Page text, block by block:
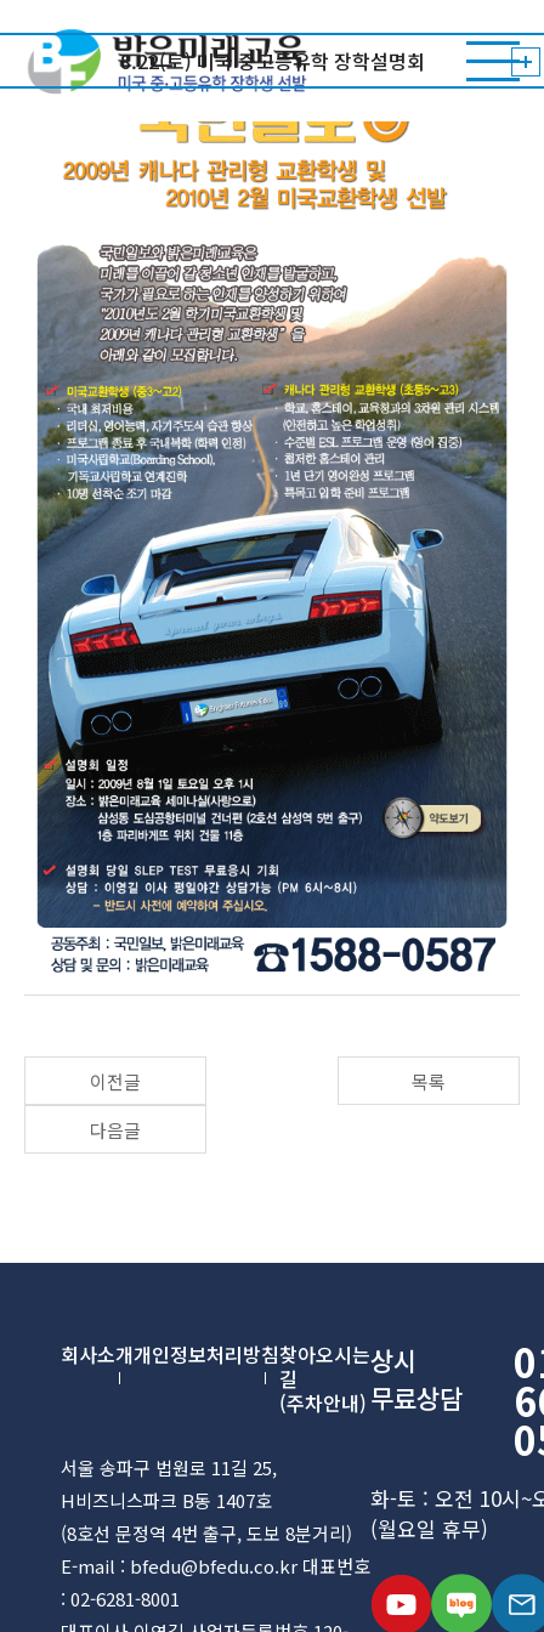
8.22(토) 미국 중고등유학 장학설명회
8/1(토) 미국/캐나다교환학생 선발
이전글
다음글
목록
회사소개개인정보처리방침찾아오시는
길
(주차안내)
서울 송파구 법원로 11길 25,
H비즈니스파크 B동 1407호
(8호선 문정역 4번 출구, 도보 8분거리)
E-mail : bfedu@bfedu.co.kr 대표번호
: 02-6281-8001
상시
무료상담
화-토 : 오전 10시~
(월요일 휴무)